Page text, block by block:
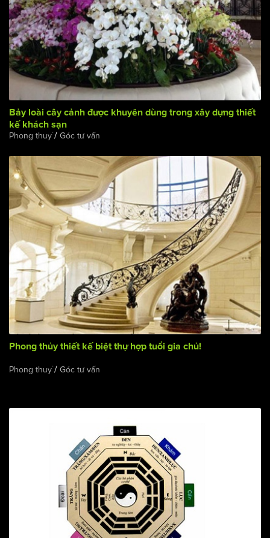
Bảy loài cây cảnh được khuyên dùng trong xây dựng thiết
kế khách sạn
Phong thuỷ/ Góc tư vấn
Phong thủy thiết kế biệt thự hợp tuổi gia chủ!
Phong thuỷ/ Góc tư vấn